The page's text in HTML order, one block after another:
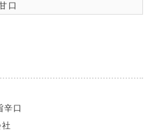
口
辛口